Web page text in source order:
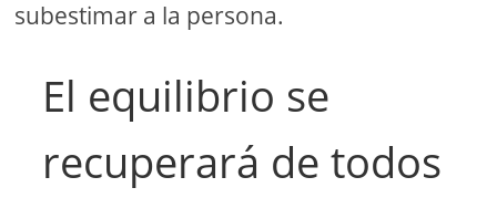
subestimar a la persona.
El equilibrio se
recuperará de todos